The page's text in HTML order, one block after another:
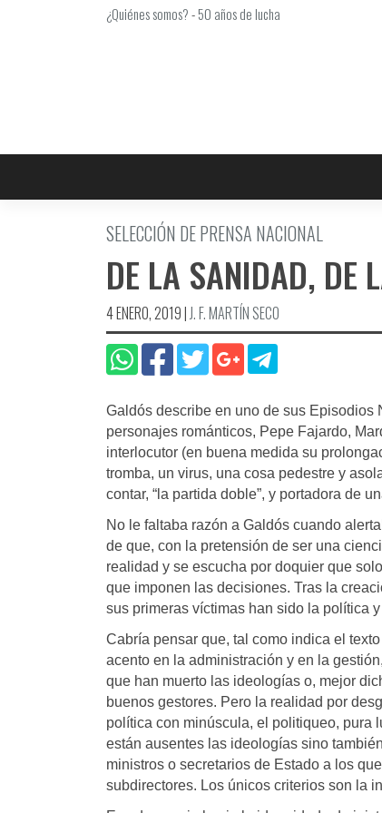
¿Quiénes somos?-50 años de lucha
SELECCIÓN DE PRENSA NACIONAL
DE LA SANIDAD, DE
4 ENERO, 2019|J. F. MARTÍ­N SECO
Galdós describe en uno de sus
personajes románticos, Pepe Fajardo,
interlocutor (en buena medida su
tromba, un virus, una cosa pedestre y
contar, “la partida doble”, y portadora de
No le faltaba razón a Galdós cuando
de que, con la pretensión de ser una
realidad y se escucha por doquier que
que imponen las decisiones. Tras la
sus primeras víctimas han sido la política
Cabría pensar que, tal como indica el
acento en la administración y en la
que han muerto las ideologías o, mejor
buenos gestores. Pero la realidad por
política con minúscula, el politiqueo, pura
están ausentes las ideologías sino
ministros o secretarios de Estado a los
subdirectores. Los únicos criterios son la